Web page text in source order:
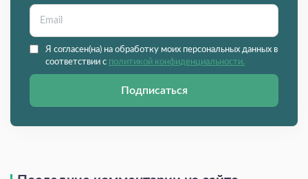
Я согласен(на) на обработку моих персональных данных в
соответствии с политикой конфиденциальности.
Подписаться